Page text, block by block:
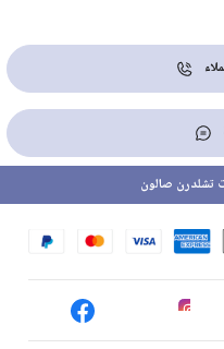
تشلدرن صالون